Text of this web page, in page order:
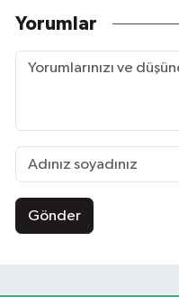
Yorumlar
Gönder